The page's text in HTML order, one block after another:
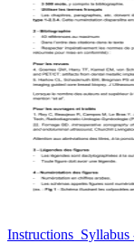
Instructions_Syllabus